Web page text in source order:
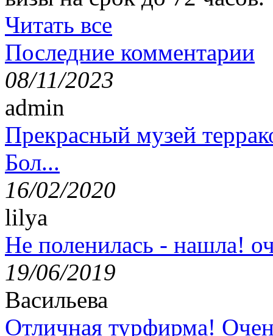
Читать все
Последние комментарии
08/11/2023
admin
Прекрасный музей
Бол...
16/02/2020
lilya
Не поленилась - нашла!
19/06/2019
Васильева
Отличная турфирма!